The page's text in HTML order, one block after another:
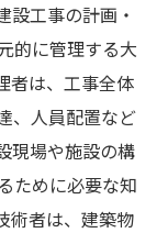
設工事の計画・
的に管理する大
者は、工事全体
、人員配置など
現場や施設の構
ために必要な知
術者は、建築物